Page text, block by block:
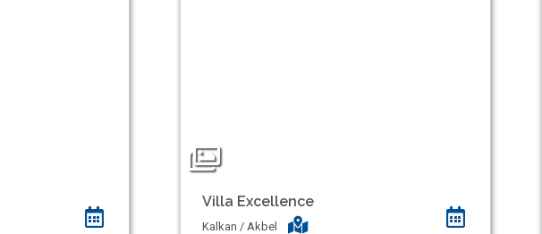
Villa Excellence
Kalkan / Akbel